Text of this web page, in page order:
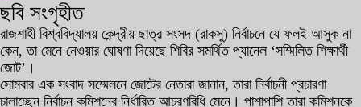
ছবি সংগৃহীত
রাজশাহী বিশ্ববিদ্যালয় কেন্দ্রীয় ছাত্র সংসদ (রাকসু) নির্বাচনে যে ফলই আসুক না
কেন, তা মেনে নেওয়ার ঘোষণা দিয়েছে শিবির সমর্থিত প্যানেল ‘সম্মিলিত শিক্ষার্থী
জোট’।
সোমবার এক সংবাদ সম্মেলনে জোটের নেতারা জানান, তারা নির্বাচনী প্রচারণা
চালাচ্ছেন নির্বাচন কমিশনের নির্ধারিত আচরণবিধি মেনে। পাশাপাশি তারা কমিশনকে